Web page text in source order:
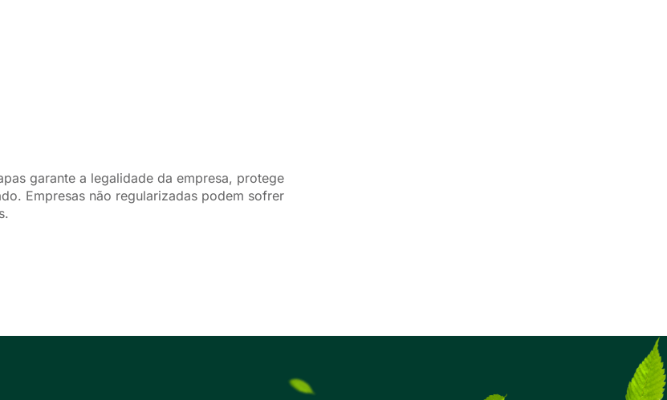
garante a legalidade da empresa, protege
Empresas não regularizadas podem sofrer